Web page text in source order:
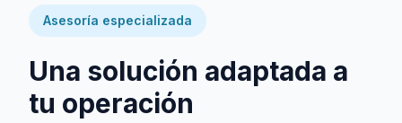
Asesoría especializada
Una solución adaptada a
tu operación